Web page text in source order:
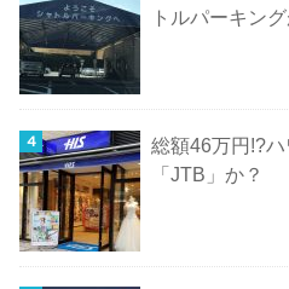
トルパーキン
総額46万円!?
「JTB」か？